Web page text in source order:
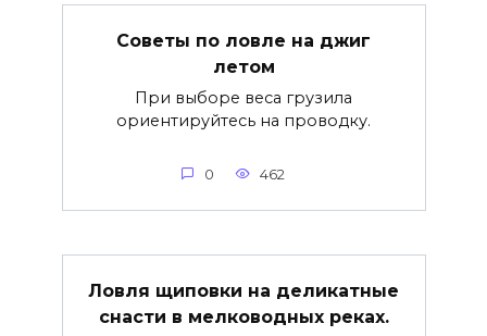
Советы по ловле на джиг
летом
При выборе веса грузила
ориентируйтесь на проводку.
0 462
Ловля щиповки на деликатные
снасти в мелководных реках.